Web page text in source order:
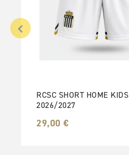
RCSC SHORT HOME KIDS
2026/2027
29,00 €